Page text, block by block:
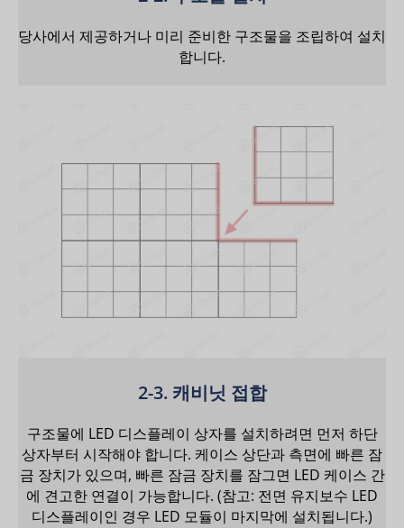
당사에서 제공하거나 미리 준비한 구조물을 조립하여 설치
합니다.
2-3. 캐비닛 접합
구조물에 LED 디스플레이 상자를 설치하려면 먼저 하단
상자부터 시작해야 합니다. 케이스 상단과 측면에 빠른 잠
금 장치가 있으며, 빠른 잠금 장치를 잠그면 LED 케이스 간
에 견고한 연결이 가능합니다. (참고: 전면 유지보수 LED
디스플레이인 경우 LED 모듈이 마지막에 설치됩니다.)